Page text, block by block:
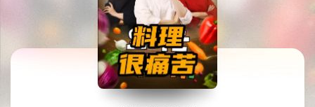
暂无观看影片的记录